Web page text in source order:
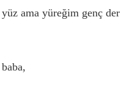
yüz ama yüreğim genç